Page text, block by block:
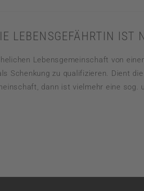
LEBENSGEFÄHRTIN IST
Lebensgemeinschaft von
Schenkung zu qualifizieren. Dient
dann ist vielmehr eine